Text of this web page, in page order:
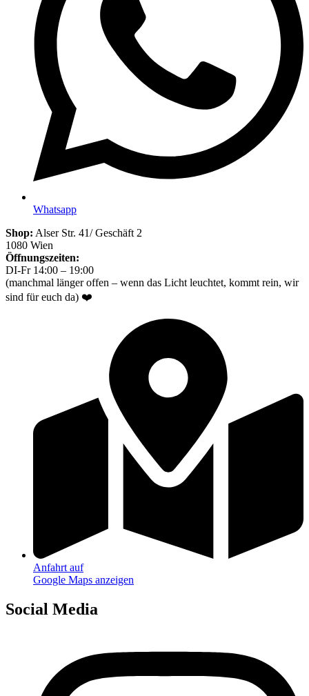
Whatsapp
Shop: Alser Str. 41/ Geschäft 2
1080 Wien
Öffnungszeiten:
DI-Fr 14:00 – 19:00
(manchmal länger offen – wenn das Licht leuchtet, kommt rein, wir
sind für euch da) ❤️
Anfahrt auf
Google Maps anzeigen
Social Media